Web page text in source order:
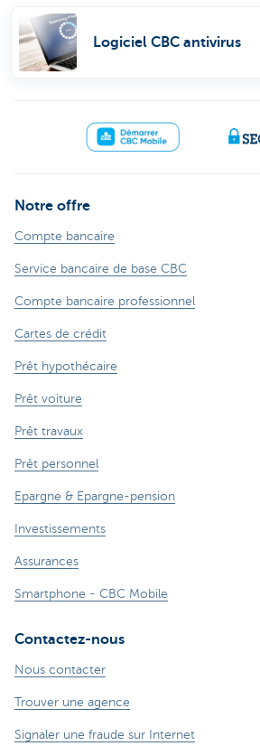
Logiciel CBC antivirus
Notre offre
Compte bancaire
Service bancaire de base CBC
Compte bancaire professionnel
Cartes de crédit
Prêt hypothécaire
Prêt voiture
Prêt travaux
Prêt personnel
Epargne & Epargne-pension
Investissements
Assurances
Smartphone - CBC Mobile
Contactez-nous
Nous contacter
Trouver une agence
Signaler une fraude sur Internet